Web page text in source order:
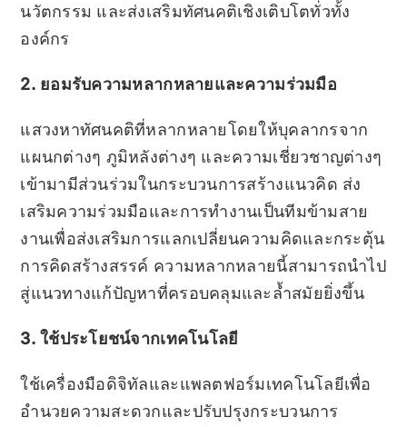
นวัตกรรม และส่งเสริมทัศนคติเชิงเติบโตทั่วทั้ง
องค์กร
2. ยอมรับความหลากหลายและความร่วมมือ
แสวงหาทัศนคติที่หลากหลายโดยให้บุคลากรจาก
แผนกต่างๆ ภูมิหลังต่างๆ และความเชี่ยวชาญต่างๆ
เข้ามามีส่วนร่วมในกระบวนการสร้างแนวคิด ส่ง
เสริมความร่วมมือและการทำงานเป็นทีมข้ามสาย
งานเพื่อส่งเสริมการแลกเปลี่ยนความคิดและกระตุ้น
การคิดสร้างสรรค์ ความหลากหลายนี้สามารถนำไป
สู่แนวทางแก้ปัญหาที่ครอบคลุมและล้ำสมัยยิ่งขึ้น
3. ใช้ประโยชน์จากเทคโนโลยี
ใช้เครื่องมือดิจิทัลและแพลตฟอร์มเทคโนโลยีเพื่อ
อำนวยความสะดวกและปรับปรุงกระบวนการ